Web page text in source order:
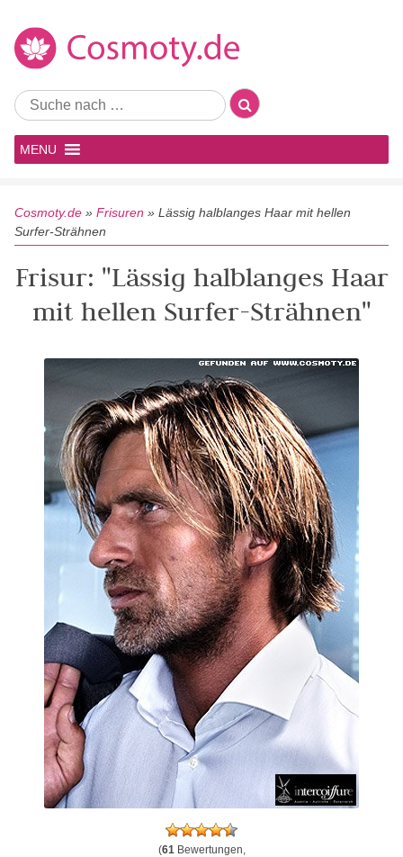
MENU
Cosmoty.de » Frisuren » Lässig halblanges Haar mit hellen
Surfer-Strähnen
Frisur: "Lässig halblanges Haar
mit hellen Surfer-Strähnen"
(61Bewertungen,